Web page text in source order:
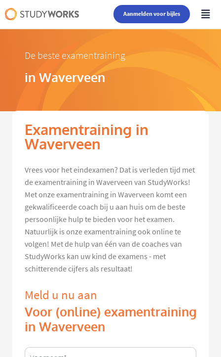
Aanmelden voor bijles
De beste examentraining
in Waverveen
Examentraining in
Waverveen
Vrees voor het eindexamen? Dat is verleden tijd met
de examentraining in Waverveen van StudyWorks!
Met onze examentraining in Waverveen komt een
gekwalificeerde coach bij u aan huis om de beste
persoonlijke hulp te bieden voor het examen.
Natuurlijk is onze examentraining ook online te
volgen! Met de hulp van één van de coaches van
StudyWorks kan uw kind de examens - met
schitterende cijfers als resultaat!
Meld u nu aan
Voor (online) examentraining
in Waverveen